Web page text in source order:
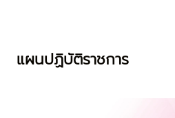
แผนปฏิบัติราชการ